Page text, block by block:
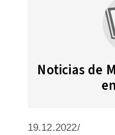
Noticias de
19.12.2022/